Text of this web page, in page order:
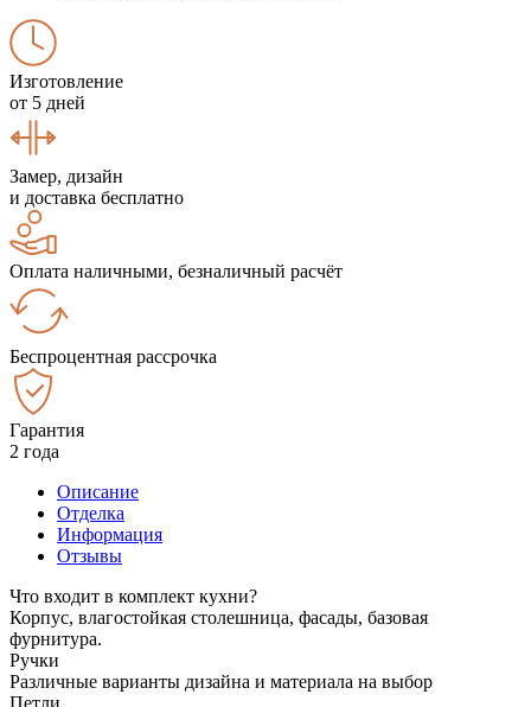
Изготовление
от 5 дней
Замер, дизайн
и доставка бесплатно
Оплата наличными, безналичный расчёт
Беспроцентная рассрочка
Гарантия
2 года
Описание
Отделка
Информация
Отзывы
Что входит в комплект кухни?
Корпус, влагостойкая столешница, фасады, базовая
фурнитура.
Ручки
Различные варианты дизайна и материала на выбор
Петли